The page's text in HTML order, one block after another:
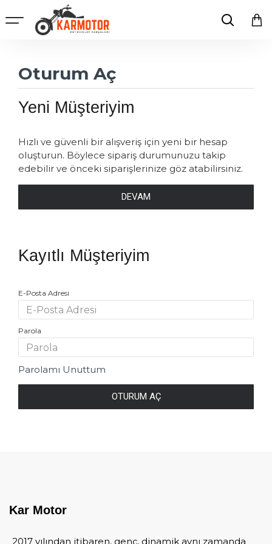
Oturum Aç
Yeni Müşteriyim
Hızlı ve güvenli bir alışveriş için yeni bir hesap
oluşturun. Böylece sipariş durumunuzu takip
edebilir ve önceki siparişlerinize göz atabilirsiniz.
DEVAM
Kayıtlı Müşteriyim
E-Posta Adresi
Parola
Parolamı Unuttum
OTURUM AÇ
Kar Motor
2017 yılından itibaren, genç, dinamik aynı zamanda